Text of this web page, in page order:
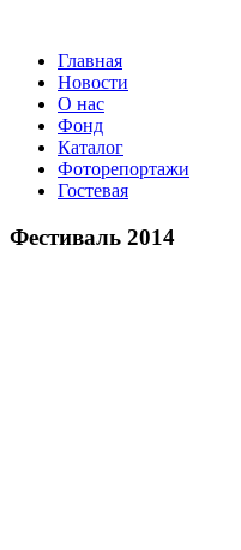
Главная
Новости
О нас
Фонд
Каталог
Фоторепортажи
Гостевая
Фестиваль 2014